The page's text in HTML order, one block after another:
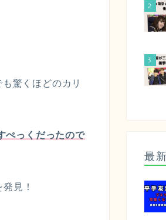
驚くほどのカリ
ぺっくだったので
発見！
2
3
最